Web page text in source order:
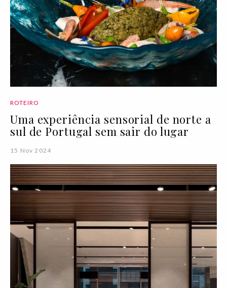
ROTEIRO
Uma experiência sensorial de norte a
sul de Portugal sem sair do lugar
15 Nov 2024